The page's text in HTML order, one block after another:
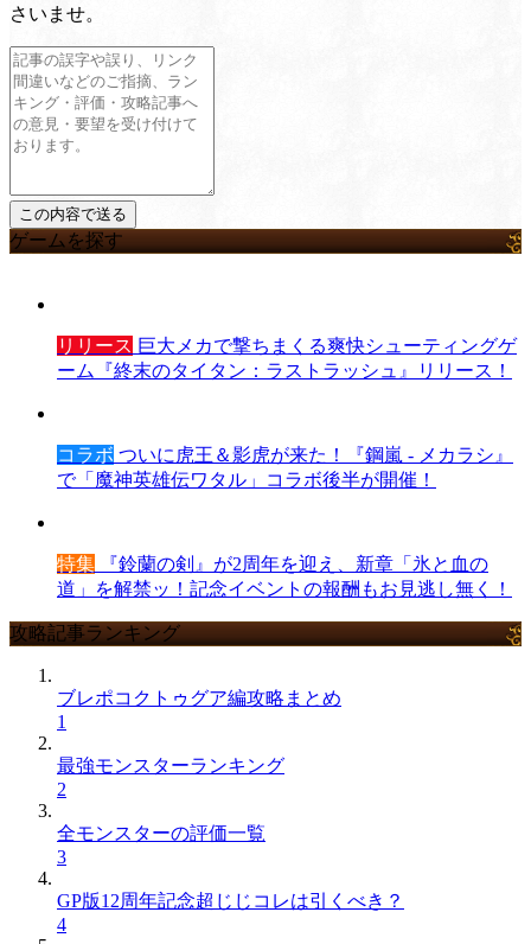
さいませ。
ゲームを探す
リリース 巨大メカで撃ちまくる爽快シューティングゲ
ーム『終末のタイタン：ラストラッシュ』リリース！
コラボ ついに虎王＆影虎が来た！『鋼嵐 - メカラシ』
で「魔神英雄伝ワタル」コラボ後半が開催！
特集 『鈴蘭の剣』が2周年を迎え、新章「氷と血の
道」を解禁ッ！記念イベントの報酬もお見逃し無く！
攻略記事ランキング
ブレポコクトゥグア編攻略まとめ
1
最強モンスターランキング
2
全モンスターの評価一覧
3
GP版12周年記念超じじコレは引くべき？
4